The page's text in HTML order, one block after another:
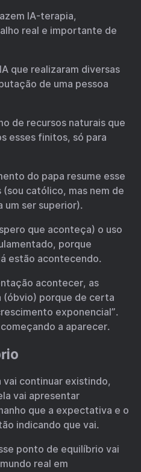
IA-terapia,
real e importante de
que realizaram diversas
de uma pessoa
de recursos naturais que
esses finitos, só para
do papa resume esse
católico, mas nem de
um ser superior).
que aconteça) o uso
porque
estão acontecendo.
acontecer, as
(óbvio) porque de certa
exponencial”.
a aparecer.
vai continuar existindo,
vai apresentar
que a expectativa e o
indicando que vai.
ponto de equilíbrio vai
real em